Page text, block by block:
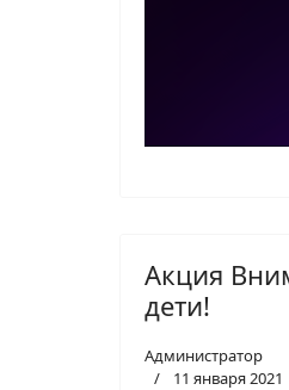
Акция
дети!
Администратор
11 января 2021